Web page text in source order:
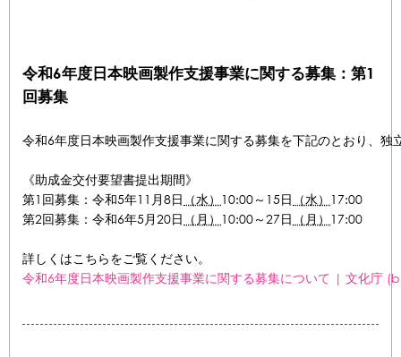
令和6年度日本映画製作支援事業に関する募集：第1
回募集
令和6年度日本映画製作支援事業に関する募集を下記のとおり、
《助成金交付要望書提出期間》
第1回募集：令和5年11月8日 （水） 10:00～15日 （水） 17:00
第2回募集：令和6年5月20日 （月） 10:00～27日 （月） 17:00
令和6年度日本映画製作支援事業に関する募集について | 文化庁